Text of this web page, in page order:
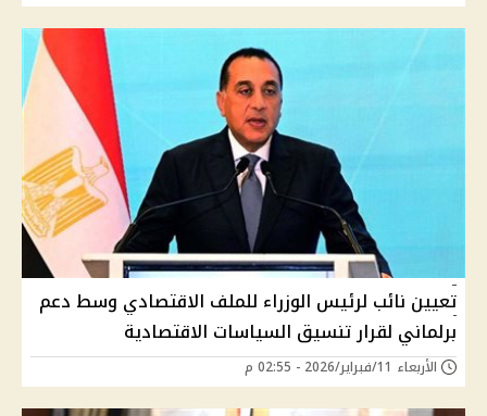
تعيين نائب لرئيس الوزراء للملف الاقتصادي وسط دعم
برلماني لقرار تنسيق السياسات الاقتصادية
الأربعاء 11/فبراير/2026 - 02:55 م